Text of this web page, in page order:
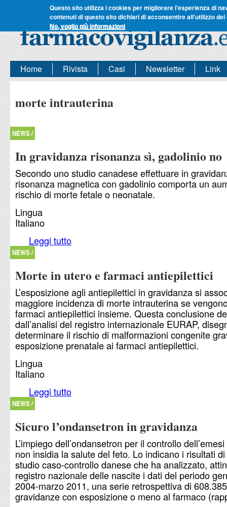
Questo sito utilizza i cookies per migliorare l'esperienza di
contenuti di questo sito dichiari di acconsentire all'utilizzo dei
No, voglio più informazioni
Home Rivista Casi Newsletter Link
morte intrauterina
NEWS /
In gravidanza risonanza sì, gadolinio no
Secondo uno studio canadese effettuare in
risonanza magnetica con gadolinio comporta un
rischio di morte fetale o neonatale.
Lingua
Italiano
Leggi tutto
NEWS /
Morte in utero e farmaci antiepilettici
L’esposizione agli antiepilettici in gravidanza si
maggiore incidenza di morte intrauterina se
farmaci antiepilettici insieme. Questa conclusione
dall’analisi del registro internazionale EURAP,
determinare il rischio di malformazioni congenite
esposizione prenatale ai farmaci antiepilettici.
Lingua
Italiano
Leggi tutto
NEWS /
Sicuro l’ondansetron in gravidanza
L’impiego dell’ondansetron per il controllo
non insidia la salute del feto. Lo indicano i risultati
studio caso-controllo danese che ha analizzato,
registro nazionale delle nascite i dati del periodo
2004-marzo 2011, una serie retrospettiva di 608.385
gravidanze con esposizione o meno al farmaco